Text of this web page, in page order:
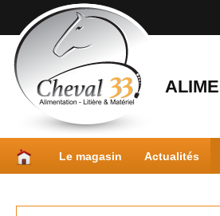
Le magasin Actualités